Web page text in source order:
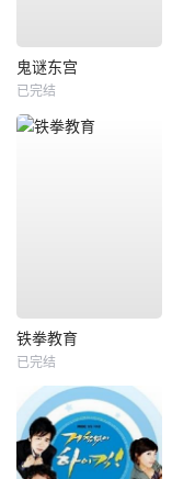
鬼谜东宫
已完结
铁拳教育
已完结